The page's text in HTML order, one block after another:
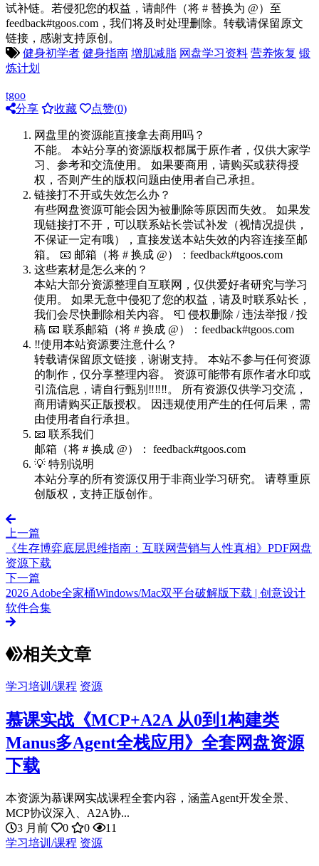
试补链。若侵犯您的权益，请邮件（将 # 替换为 @）至
feedback#tgoos.com，我们将及时处理删除。转载请保留原文
链接，感谢支持原创。
健身初学者 健身指南 增肌减脂 网盘学习资料 营养恢复 锻
炼计划
tgoo
分享
收藏 点赞(0)
网盘里的资源能直接拿去商用吗？
不能。 本站分享的资源版权都属于原作者，仅供大家学
习、参考和交流使用。 如果要商用，请购买或获得授
权，否则产生的版权问题由使用者自己承担。
链接打不开或失效怎么办？
有些网盘资源可能会因为被删除等原因而失效。 如果发
现链接打不开，可以联系站长尝试补发（视情况提供，
不保证一定有哦），直接发送本站失效的内容连接至邮
箱。 📧 邮箱（将 # 换成 @）：feedback#tgoos.com
这些素材是怎么来的？
本站大部分资源整理自互联网，仅供爱好者研究与学习
使用。 如果无意中侵犯了您的权益，请及时联系站长，
我们会尽快删除相关内容。 📮 侵权删除 / 违法举报 / 投
稿 📧 联系邮箱（将 # 换成 @）：feedback#tgoos.com
‼️使用本站资源要注意什么？
转载请保留原文链接，谢谢支持。 本站不参与任何资源
的制作，仅分享整理内容。 资源可能带有原作者水印或
引流信息，请自行甄别‼️‼️‼️。 所有资源仅供学习交流，
商用请购买正版授权。 因违规使用产生的任何后果，需
由使用者自行承担。
📧 联系我们
邮箱（将 # 换成 @）： feedback#tgoos.com
💡 特别说明
本站分享的所有资源仅用于非商业学习研究。 请尊重原
创版权，支持正版创作。
上一篇
《生存博弈底层思维指南：互联网营销与人性真相》PDF网盘
资源下载
下一篇
2026 Adobe全家桶Windows/Mac双平台破解版下载 | 创意设计
软件合集
相关文章
学习培训/课程 资源
慕课实战《MCP+A2A 从0到1构建类
Manus多Agent全栈应用》全套网盘资源
下载
本资源为慕课网实战课程全套内容，涵盖Agent开发全景、
MCP协议深入、A2A协...
3 月前
0 0
11
学习培训/课程 资源